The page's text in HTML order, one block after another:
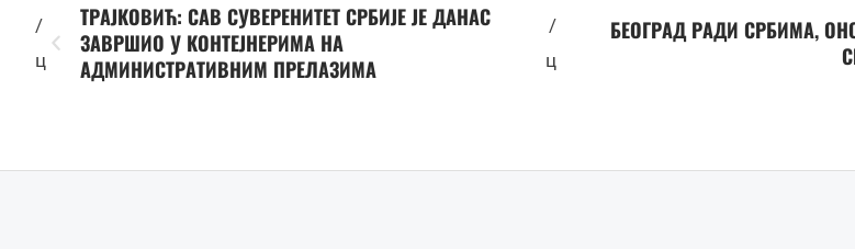
/
ц
ТРАЈКОВИЋ: САВ СУВЕРЕНИТЕТ СРБИЈЕ ЈЕ ДАНАС
ЗАВРШИО У КОНТЕЈНЕРИМА НА
АДМИНИСТРАТИВНИМ ПРЕЛАЗИМА
/
ц
БЕОГРАД РАДИ СРБИМА,